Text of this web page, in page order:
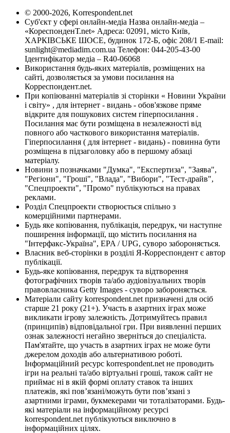
© 2000-2026, Korrespondent.net
Суб'єкт у сфері онлайн-медіа Назва онлайн-медіа –
«КореспонденТ.net» Адреса: 02091, місто Київ,
ХАРКІВСЬКЕ ШОСЕ, будинок 172-Б, офіс 208/1 E-mail:
sunlight@mediadim.com.ua Телефон: 044-205-43-00
Ідентифікатор медіа – R40-06068
Використання будь-яких матеріалів, розміщених на
сайті, дозволяється за умови посилання на
Корреспондент.net.
При копіюванні матеріалів зі сторінки « Новини України
і світу» , для інтернет - видань - обов'язкове пряме
відкрите для пошукових систем гіперпосилання .
Посилання має бути розміщена в незалежності від
повного або часткового використання матеріалів.
Гіперпосилання ( для інтернет - видань) - повинна бути
розміщена в підзаголовку або в першому абзаці
матеріалу.
Новини з позначками "Думка", "Експертиза", "Заява",
"Регіони", "Гроші", "Влада", "Вибори", "Тест-драйв",
"Спецпроекти", "Промо" публікуються на правах
реклами.
Розділ Спецпроекти створюється спільно з
комерційними партнерами.
Будь яке копіювання, публікація, передрук, чи наступне
поширення інформації, що містить посилання на
"Інтерфакс-Україна", EPA / UPG, суворо забороняється.
Власник веб-сторінки в розділі Я-Корреспондент є автор
публікації.
Будь-яке копіювання, передрук та відтворення
фотографічних творів та/або аудіовізуальних творів
правовласника Getty Images - суворо забороняється.
Матеріали сайту korrespondent.net призначені для осіб
старше 21 року (21+). Участь в азартних іграх може
викликати ігрову залежність. Дотримуйтесь правил
(принципів) відповідальної гри. При виявленні перших
ознак залежності негайно зверніться до спеціаліста.
Пам'ятайте, що участь в азартних іграх не може бути
джерелом доходів або альтернативою роботі.
Інформаційний ресурс korrespondent.net не проводить
ігри на реальні та/або віртуальні гроші, також сайт не
приймає ні в якій формі оплату ставок та інших
платежів, які пов’язані/можуть бути пов’язані з
азартними іграми, букмекерами чи тоталізаторами. Будь-
які матеріали на інформаційному ресурсі
korrespondent.net публікуються виключно в
інформаційних цілях.